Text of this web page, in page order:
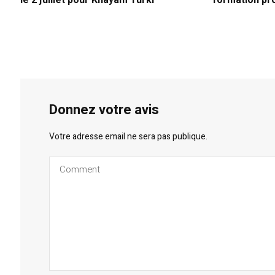
Donnez votre avis
Votre adresse email ne sera pas publique.